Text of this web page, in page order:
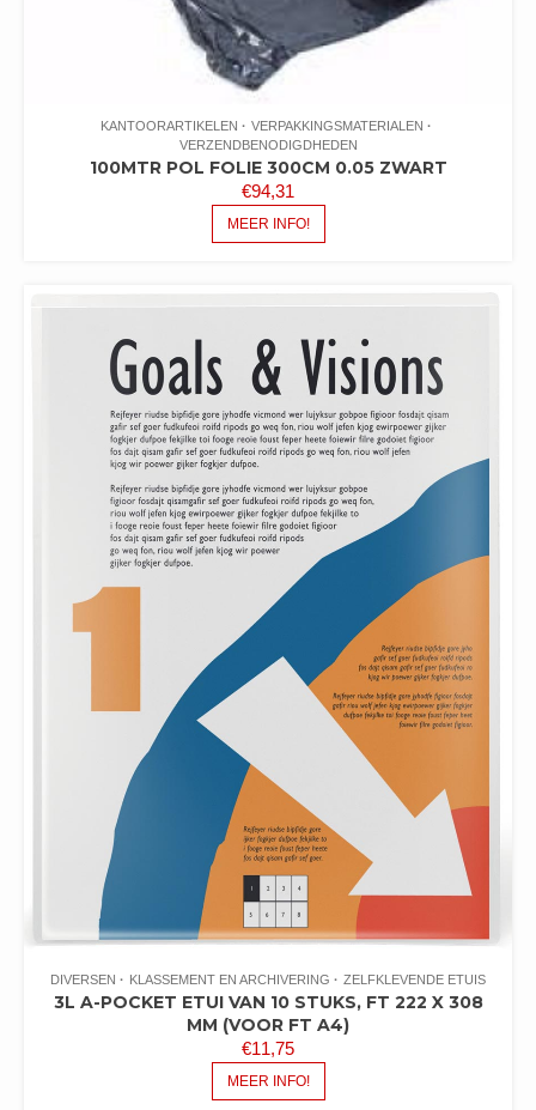
KANTOORARTIKELEN
VERPAKKINGSMATERIALEN
VERZENDBENODIGDHEDEN
100MTR POL FOLIE 300CM 0.05 ZWART
€94,31
MEER INFO!
DIVERSEN KLASSEMENT EN ARCHIVERING ZELFKLEVENDE ETUIS
3L A-POCKET ETUI VAN 10 STUKS, FT 222 X 308
MM (VOOR FT A4)
€11,75
MEER INFO!